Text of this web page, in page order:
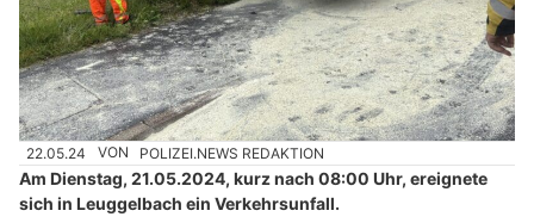
22.05.24 VON POLIZEI.NEWS REDAKTION
Am Dienstag, 21.05.2024, kurz nach 08:00 Uhr, ereignete
sich in Leuggelbach ein Verkehrsunfall.